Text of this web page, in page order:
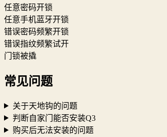
任意密码开锁
任意手机蓝牙开锁
错误密码频繁开锁
错误指纹频繁试开
门锁被撬
常见问题
关于天地钩的问题
判断自家门能否安装Q3
购买后无法安装的问题